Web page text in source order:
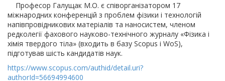
Професор Галущак М.О. є співорганізатором 17
міжнародних конференцій з проблем фізики і технологій
напівпровідникових матеріалів та наносистем, членом
редколегії фахового науково-технічного журналу «Фізика і
хімія твердого тіла» (входить в базу Scopus і WoS),
підготував шість кандидатів наук.
https://www.scopus.com/authid/detail.uri?
authorId=56694994600